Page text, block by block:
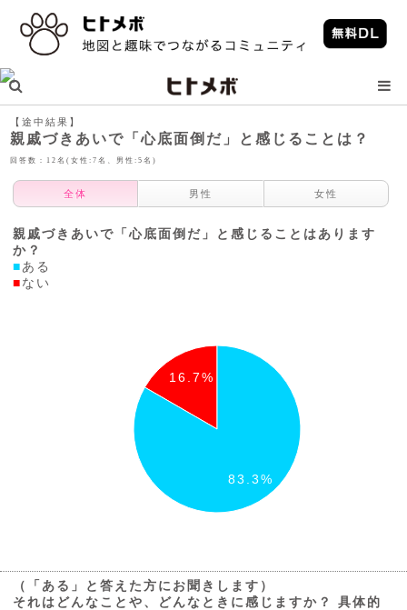
【途中結果】
親戚づきあいで「心底面倒だ」と感じることは？
回答数：12名(女性:7名、男性:5名)
全体 男性 女性
親戚づきあいで「心底面倒だ」と感じることはあります
か？
■ ある
■ ない
16.7%
83.3%
（「ある」と答えた方にお聞きします）
それはどんなことや、どんなときに感じますか？ 具体的